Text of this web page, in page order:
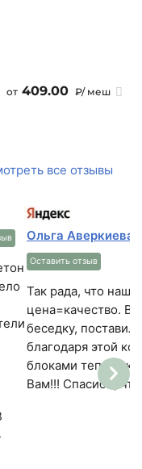
от 409.00 ₽/ меш
все отзывы
Ольга Аверкиева
Оставить отзыв
Так рада, что
цена=качество.
беседку,
благодаря этой
блоками теперь к ним!!! Процветания
Вам!!! Спасибо,